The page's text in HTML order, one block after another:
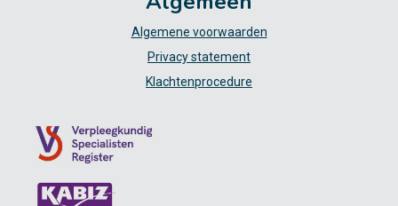
Algemene voorwaarden
Privacy statement
Klachtenprocedure